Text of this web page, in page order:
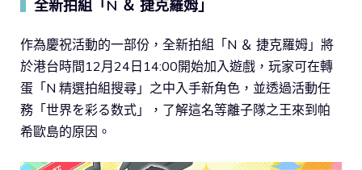
全新拍組「N ＆ 捷克羅姆」
作為慶祝活動的一部份，全新拍組「N ＆ 捷克羅姆」將
於港台時間12月24日14:00開始加入遊戲，玩家可在轉
蛋「N 精選拍組搜尋」之中入手新角色，並透過活動任
務「世界を彩る数式」，了解這名等離子隊之王來到帕
希歐島的原因。